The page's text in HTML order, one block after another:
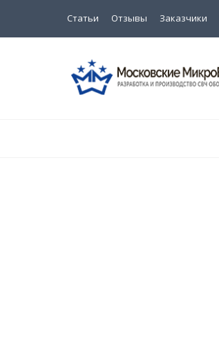
Статьи Отзывы Заказчики